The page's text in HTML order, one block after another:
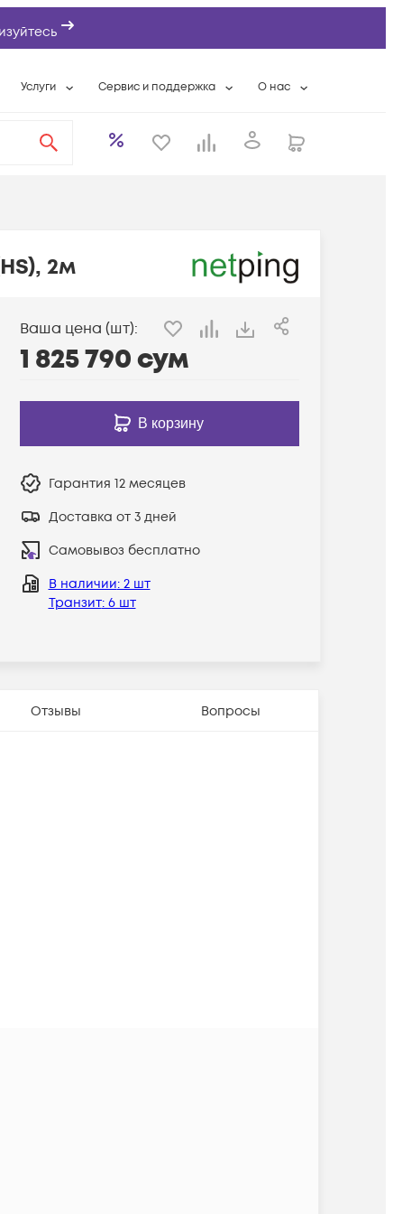
Услуги
Расширенная гарантия
Сервис и поддержка
Разовые выездные работы
Условия оказания услуг
О нас
Контактная
2м
Ваша цена (шт):
1 825 790сум
В корзину
Гарантия 12 месяцев
Доставка от 3 дней
Самовывоз бесплатно
В наличии: 2 шт
Транзит: 6 шт
Отзывы Вопросы